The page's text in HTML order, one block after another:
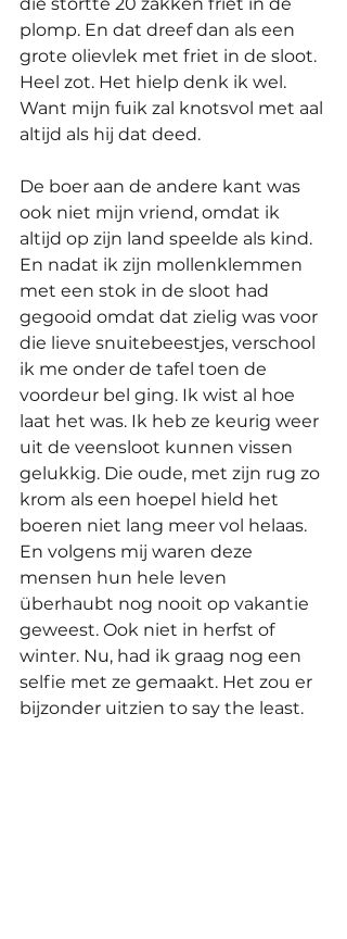
plomp. En dat dreef dan als een
grote olievlek met friet in de sloot.
Heel zot. Het hielp denk ik wel.
Want mijn fuik zal knotsvol met aal
altijd als hij dat deed.
De boer aan de andere kant was
ook niet mijn vriend, omdat ik
altijd op zijn land speelde als kind.
En nadat ik zijn mollenklemmen
met een stok in de sloot had
gegooid omdat dat zielig was voor
die lieve snuitebeestjes, verschool
ik me onder de tafel toen de
voordeur bel ging. Ik wist al hoe
laat het was. Ik heb ze keurig weer
uit de veensloot kunnen vissen
gelukkig. Die oude, met zijn rug zo
krom als een hoepel hield het
boeren niet lang meer vol helaas.
En volgens mij waren deze
mensen hun hele leven
überhaubt nog nooit op vakantie
geweest. Ook niet in herfst of
winter. Nu, had ik graag nog een
selfie met ze gemaakt. Het zou er
bijzonder uitzien to say the least.